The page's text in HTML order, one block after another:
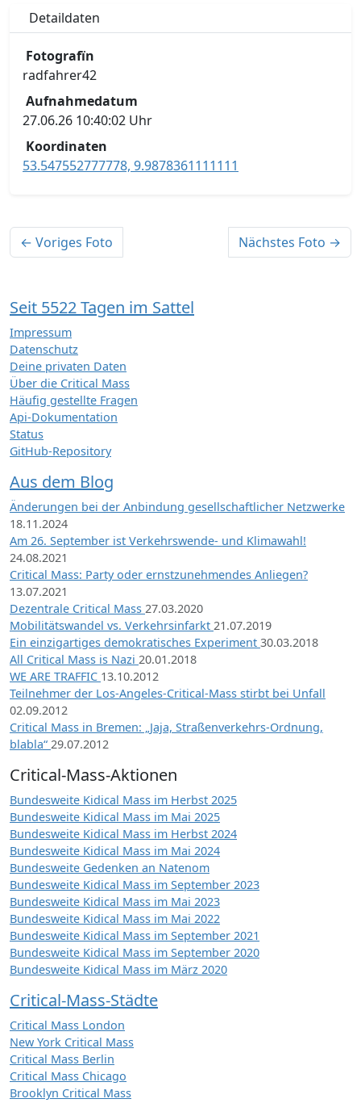
Detaildaten
Fotografïn
radfahrer42
Aufnahmedatum
27.06.26 10:40:02 Uhr
Koordinaten
53.547552777778, 9.9878361111111
← Voriges Foto Nächstes Foto →
Seit 5522 Tagen im Sattel
Impressum
Datenschutz
Deine privaten Daten
Über die Critical Mass
Häufig gestellte Fragen
Api-Dokumentation
Status
GitHub-Repository
Aus dem Blog
Änderungen bei der Anbindung gesellschaftlicher Netzwerke
18.11.2024
Am 26. September ist Verkehrswende- und Klimawahl!
24.08.2021
Critical Mass: Party oder ernstzunehmendes Anliegen?
13.07.2021
Dezentrale Critical Mass 27.03.2020
Mobilitätswandel vs. Verkehrsinfarkt 21.07.2019
Ein einzigartiges demokratisches Experiment 30.03.2018
All Critical Mass is Nazi 20.01.2018
WE ARE TRAFFIC 13.10.2012
Teilnehmer der Los-Angeles-Critical-Mass stirbt bei Unfall
02.09.2012
Critical Mass in Bremen: „Jaja, Straßenverkehrs-Ordnung,
blabla“ 29.07.2012
Critical-Mass-Aktionen
Bundesweite Kidical Mass im Herbst 2025
Bundesweite Kidical Mass im Mai 2025
Bundesweite Kidical Mass im Herbst 2024
Bundesweite Kidical Mass im Mai 2024
Bundesweite Gedenken an Natenom
Bundesweite Kidical Mass im September 2023
Bundesweite Kidical Mass im Mai 2023
Bundesweite Kidical Mass im Mai 2022
Bundesweite Kidical Mass im September 2021
Bundesweite Kidical Mass im September 2020
Bundesweite Kidical Mass im März 2020
Critical-Mass-Städte
Critical Mass London
New York Critical Mass
Critical Mass Berlin
Critical Mass Chicago
Brooklyn Critical Mass